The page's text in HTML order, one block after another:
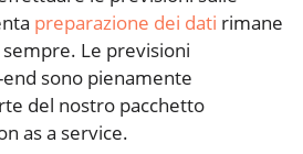
preparazione dei dati rimane
Le previsioni
sono pienamente
del nostro pacchetto
as a service.